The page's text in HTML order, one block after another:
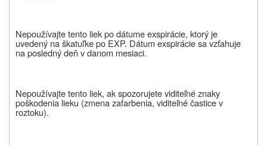
Nepoužívajte tento liek po dátume exspirácie, ktorý je
uvedený na škatuľke po EXP. Dátum exspirácie sa vzťahuje
na posledný deň v danom mesiaci.
Nepoužívajte tento liek, ak spozorujete viditeľné znaky
poškodenia lieku (zmena zafarbenia, viditeľné častice v
roztoku).